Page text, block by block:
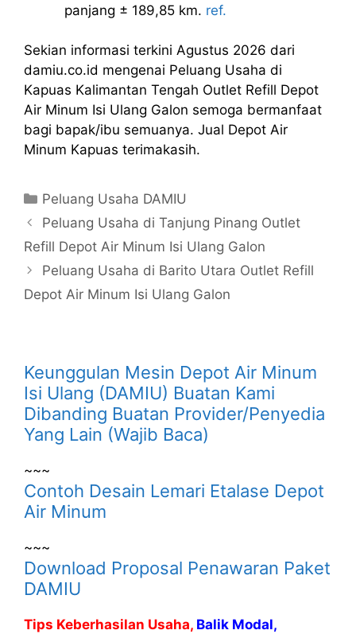
panjang ± 189,85 km. ref.
Sekian informasi terkini Agustus 2026 dari
damiu.co.id mengenai Peluang Usaha di
Kapuas Kalimantan Tengah Outlet Refill Depot
Air Minum Isi Ulang Galon semoga bermanfaat
bagi bapak/ibu semuanya. Jual Depot Air
Minum Kapuas terimakasih.
Kategori
Peluang Usaha DAMIU
Peluang Usaha di Tanjung Pinang Outlet
Refill Depot Air Minum Isi Ulang Galon
Peluang Usaha di Barito Utara Outlet Refill
Depot Air Minum Isi Ulang Galon
Keunggulan Mesin Depot Air Minum
Isi Ulang (DAMIU) Buatan Kami
Dibanding Buatan Provider/Penyedia
Yang Lain (Wajib Baca)
~~~
Contoh Desain Lemari Etalase Depot
Air Minum
~~~
Download Proposal Penawaran Paket
DAMIU
Tips Keberhasilan Usaha, Balik Modal,